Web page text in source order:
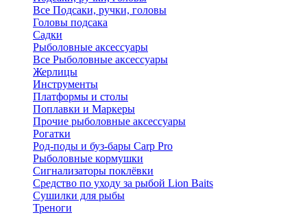
Все Подсаки, ручки, головы
Головы подсака
Садки
Рыболовные аксессуары
Все Рыболовные аксессуары
Жерлицы
Инструменты
Платформы и столы
Поплавки и Маркеры
Прочие рыболовные аксессуары
Рогатки
Род-поды и буз-бары Carp Pro
Рыболовные кормушки
Сигнализаторы поклёвки
Средство по уходу за рыбой Lion Baits
Сушилки для рыбы
Треноги